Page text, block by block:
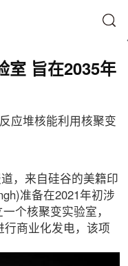
室 旨在2035年
应堆核能利用核聚变
，来自硅谷的美籍印
准备在2021年初涉
个核聚变实验室，
行商业化发电，该项